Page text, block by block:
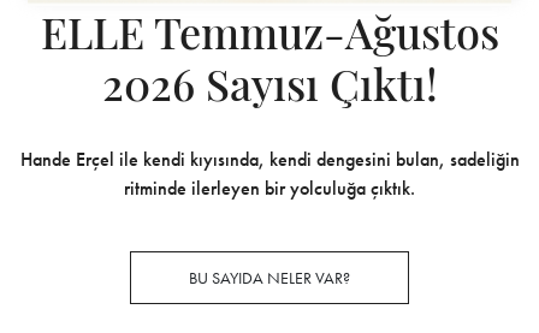
ELLE Temmuz-Ağustos
2026 Sayısı Çıktı!
Hande Erçel ile kendi kıyısında, kendi dengesini bulan, sadeliğin
ritminde ilerleyen bir yolculuğa çıktık.
BU SAYIDA NELER VAR?